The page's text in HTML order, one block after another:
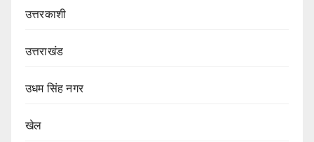
उत्तरकाशी
उत्तराखंड
उधम सिंह नगर
खेल